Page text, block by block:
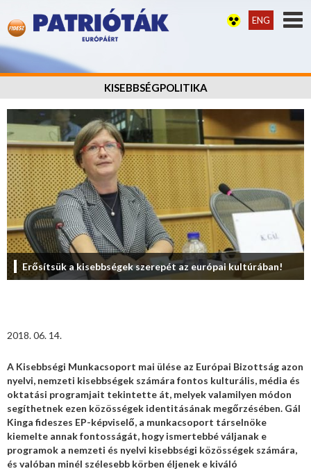
ENG
KISEBBSÉGPOLITIKA
Erősítsük a kisebbségek szerepét az európai kultúrában!
2018. 06. 14.
A Kisebbségi Munkacsoport mai ülése az Európai Bizottság azon
nyelvi, nemzeti kisebbségek számára fontos kulturális, média és
oktatási programjait tekintette át, melyek valamilyen módon
segíthetnek ezen közösségek identitásának megőrzésében. Gál
Kinga fideszes EP-képviselő, a munkacsoport társelnöke
kiemelte annak fontosságát, hogy ismertebbé váljanak e
programok a nemzeti és nyelvi kisebbségi közösségek számára,
és valóban minél szélesebb körben éljenek e kiváló